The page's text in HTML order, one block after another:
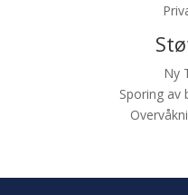
Ny
Sporing av